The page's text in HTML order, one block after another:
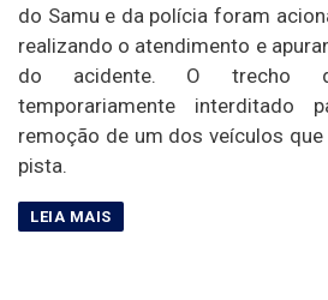
do Samu e da polícia foram
realizando o atendimento e
do acidente. O trecho
temporariamente interditado
remoção de um dos veículos
pista.